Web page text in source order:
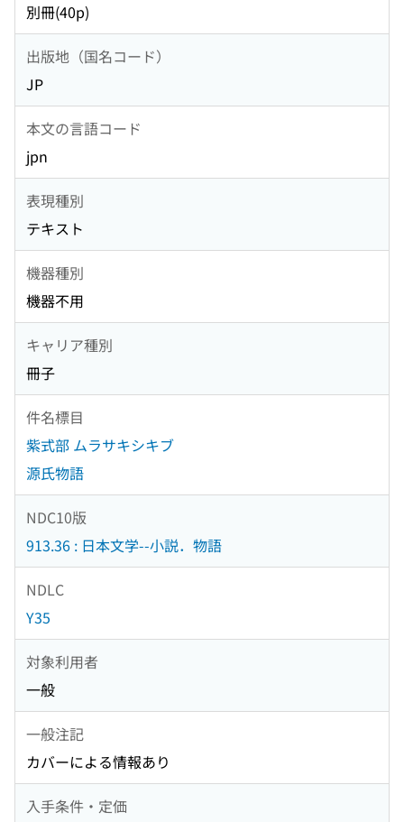
別冊(40p)
出版地（国名コード）
JP
本文の言語コード
jpn
表現種別
テキスト
機器種別
機器不用
キャリア種別
冊子
件名標目
紫式部 ムラサキシキブ
源氏物語
NDC10版
913.36 : 日本文学--小説．物語
NDLC
Y35
対象利用者
一般
一般注記
カバーによる情報あり
入手条件・定価